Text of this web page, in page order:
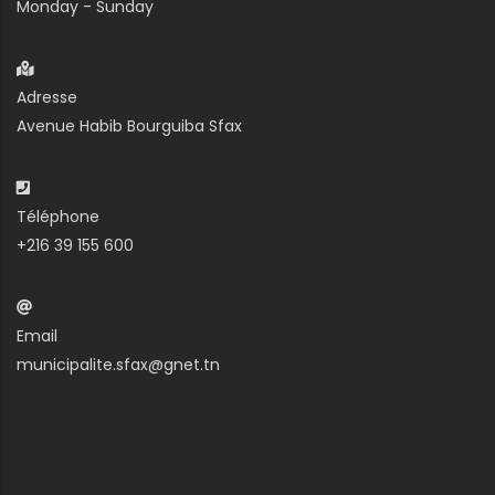
Monday - Sunday
Adresse
Avenue Habib Bourguiba Sfax
Téléphone
+216 39 155 600
Email
municipalite.sfax@gnet.tn